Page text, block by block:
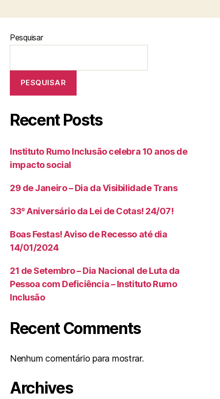
Pesquisar
PESQUISAR
Recent Posts
Instituto Rumo Inclusão celebra 10 anos de
impacto social
29 de Janeiro – Dia da Visibilidade Trans
33º Aniversário da Lei de Cotas! 24/07!
Boas Festas! Aviso de Recesso até dia
14/01/2024
21 de Setembro – Dia Nacional de Luta da
Pessoa com Deficiência – Instituto Rumo
Inclusão
Recent Comments
Nenhum comentário para mostrar.
Archives